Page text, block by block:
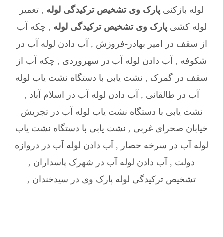
لوله بازکنی پارک وی تشخیص ترکیدگی لوله , تعمیر
لوله کشیپارک وی تشخیص ترکیدگی لوله , چکه آب
از سقف در امیر بهادر-فروزش , آب دادن لوله آب در
شکوفه , آب دادن لوله آب در سهروردی , چکه آب از
سقف در گمرک , نشت یابی با دستگاه نشت یاب لوله
آب در طالقانی , آب دادن لوله آب در اسلام آباد ,
نشت یابی با دستگاه نشت یاب لوله آب در تجریش
خیابان صحرای غربی , نشت یابی با دستگاه نشت یاب
لوله آب در سرخه حصار , آب دادن لوله آب در دروازه
دولت , آب دادن لوله آب در شهرک پاسداران ,
تشخیص ترکیدگی لوله پارک وی در سیدخندان ,